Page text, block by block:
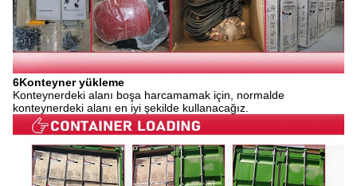
6Konteyner yükleme
Konteynerdeki alanı boşa harcamamak için, normalde
konteynerdeki alanı en iyi şekilde kullanacağız.